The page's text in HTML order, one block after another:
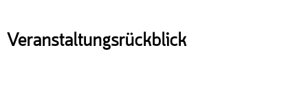
Über uns
Veranstaltungsrückblick